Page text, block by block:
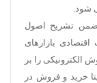
شود.
تشریح اصول
اقتصادی بازارهای
الکترونیکی را بر
خرید و فروش در